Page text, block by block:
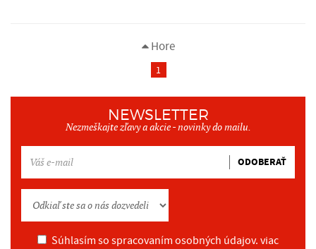
Hore
1
NEWSLETTER
Nezmeškajte zľavy a akcie - novinky do mailu.
ODOBERAŤ
Súhlasím so spracovaním osobných údajov. viac